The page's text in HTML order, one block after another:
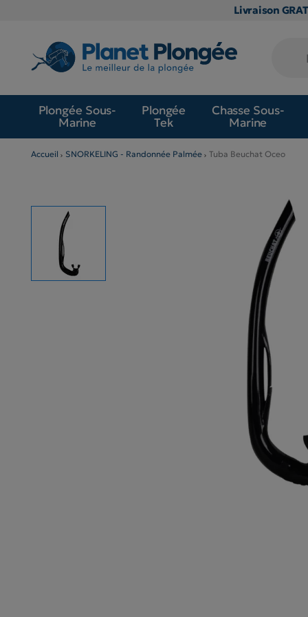
Livraison
Plongée Sous-
Marine
Plongée
Tek
Chasse Sous-
Marine
Accueil SNORKELING - Randonnée Palmée Tuba Beuchat Oceo